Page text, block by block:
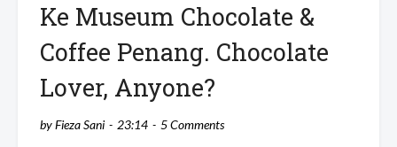
Ke Museum Chocolate &
Coffee Penang. Chocolate
Lover, Anyone?
byFieza Sani 23:14 5 Comments